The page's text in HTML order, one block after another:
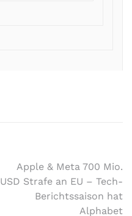
Apple & Meta 700 Mio.
USD Strafe an EU – Tech-
Berichtssaison hat
Alphabet